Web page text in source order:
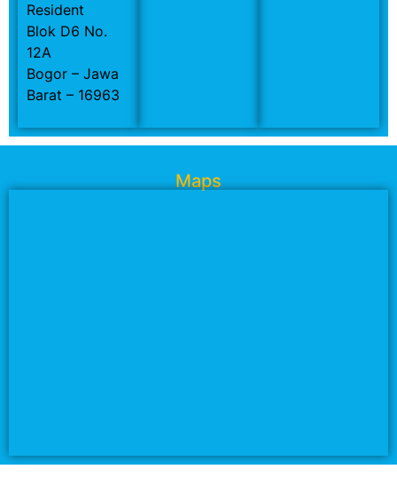
Resident
Blok D6 No.
12A
Bogor – Jawa
Barat – 16963
Maps